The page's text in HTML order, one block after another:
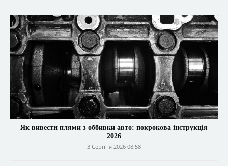
Як вивести плями з оббивки авто: покрокова інструкція
2026
3 Серпня 2026 08:58